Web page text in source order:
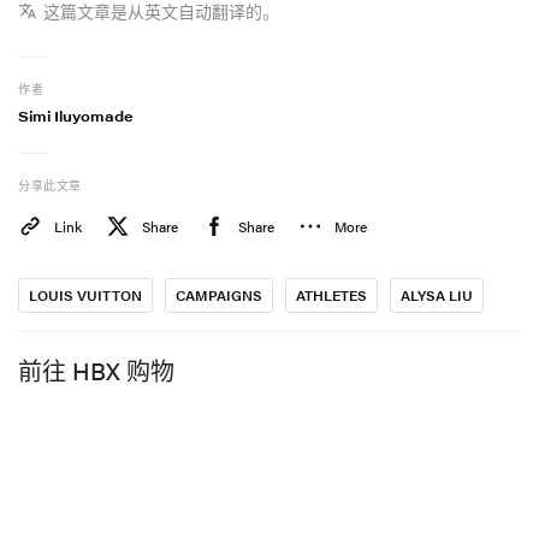
这篇文章是从英文自动翻译的。
作者
Simi Iluyomade
分享此文章
Link Share Share More
LOUIS VUITTON CAMPAIGNS ATHLETES ALYSA LIU
前往 HBX 购物